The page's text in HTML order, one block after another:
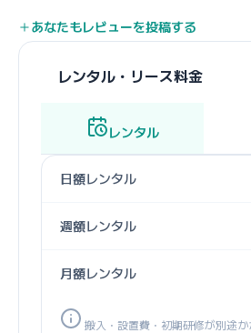
あなたもレビューを投稿する
レンタル・リース料金
レンタル
日額レンタル
週額レンタル
月額レンタル
搬入・設置費・初期研修が別途